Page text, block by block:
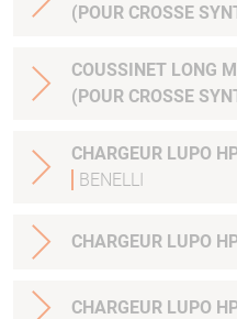
(POUR CROSSE
COUSSINET LONG
(POUR CROSSE
CHARGEUR LUPO
BENELLI
CHARGEUR LUPO
CHARGEUR LUPO